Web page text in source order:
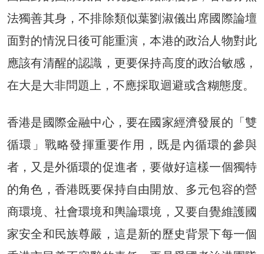
法獨善其身，不排除類似葉劉淑儀出席國際論壇
面對的情況日後可能重演，本港的政治人物對此
應該有清醒的認識，更要保持高度的政治敏感，
在大是大非問題上，不應採取迴避或含糊態度。
香港是國際金融中心，要在國家經濟發展的「雙
循環」戰略發揮重要作用，既是內循環的參與
者，又是外循環的促進者，要做好這樣一個獨特
的角色，香港既要保持自由開放、多元包容的營
商環境、社會環境和輿論環境，又要自覺維護國
家安全和民族尊嚴，這是新的歷史背景下每一個